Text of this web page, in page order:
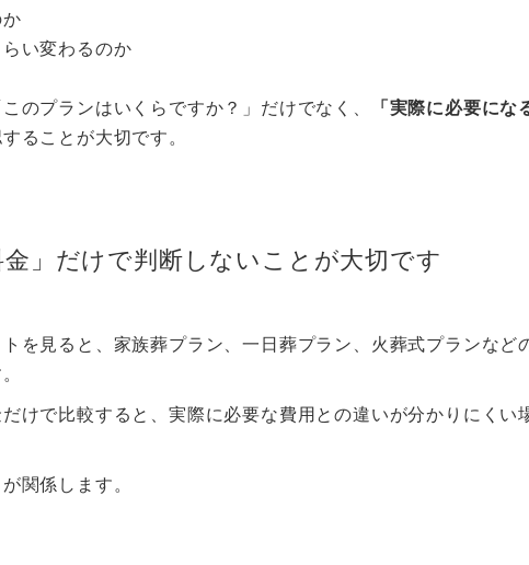
い変わるのか
のプランはいくらですか？」だけでなく、
「実際に必要にな
ることが大切です。
」だけで判断しないことが大切です
を見ると、家族葬プラン、一日葬プラン、火葬式プランなど
けで比較すると、実際に必要な費用との違いが分かりにくい
関係します。